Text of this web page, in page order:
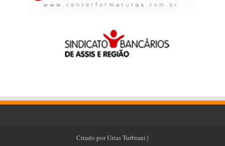
Criado porUrias Turbiani |